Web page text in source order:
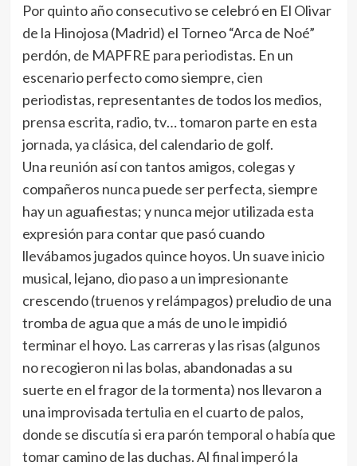
Por quinto año consecutivo se celebró en El Olivar
de la Hinojosa (Madrid) el Torneo “Arca de Noé”
perdón, de MAPFRE para periodistas. En un
escenario perfecto como siempre, cien
periodistas, representantes de todos los medios,
prensa escrita, radio, tv… tomaron parte en esta
jornada, ya clásica, del calendario de golf.
Una reunión así con tantos amigos, colegas y
compañeros nunca puede ser perfecta, siempre
hay un aguafiestas; y nunca mejor utilizada esta
expresión para contar que pasó cuando
llevábamos jugados quince hoyos. Un suave inicio
musical, lejano, dio paso a un impresionante
crescendo (truenos y relámpagos) preludio de una
tromba de agua que a más de uno le impidió
terminar el hoyo. Las carreras y las risas (algunos
no recogieron ni las bolas, abandonadas a su
suerte en el fragor de la tormenta) nos llevaron a
una improvisada tertulia en el cuarto de palos,
donde se discutía si era parón temporal o había que
tomar camino de las duchas. Al final imperó la